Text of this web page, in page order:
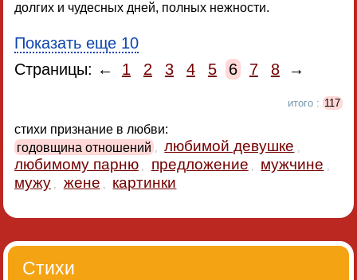
долгих и чудесных дней, полных нежности.
Показать еще 10
Страницы: ←
1 2 3 4 5 6 7 8 →
итого : 117
стихи признание в любви:
годовщина отношений , любимой девушке ,
любимому парню , предложение , мужчине ,
мужу , жене , картинки
Стихи